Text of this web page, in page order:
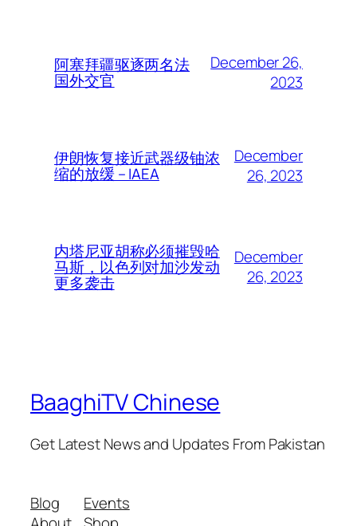
阿塞拜疆驱逐两名法
国外交官
December 26,
2023
伊朗恢复接近武器级铀浓
缩的放缓 – IAEA
December
26, 2023
内塔尼亚胡称必须摧毁哈
马斯，以色列对加沙发动
更多袭击
December
26, 2023
BaaghiTV Chinese
Get Latest News and Updates From Pakistan
Blog
Events